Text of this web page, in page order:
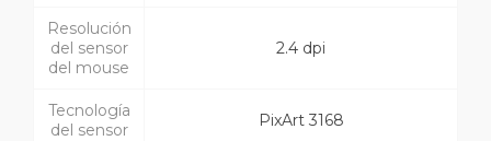
Resolución
del sensor
del mouse
2.4 dpi
Tecnología
del sensor
PixArt 3168